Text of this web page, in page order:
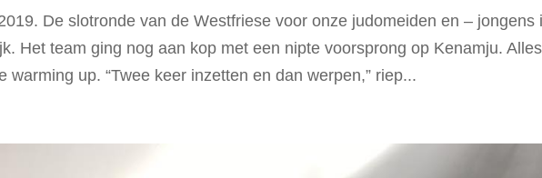
De slotronde van de Westfriese voor onze judomeiden en – jongens
Het team ging nog aan kop met een nipte voorsprong op Kenamju. Alles
warming up. “Twee keer inzetten en dan werpen,” riep...